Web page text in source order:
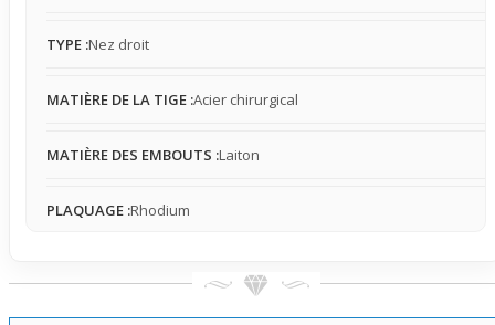
excellent choix : facile à porter et suffisamment élégant
strass gris apporte un petit détail mode qui reste discret,
parfait pour débuter tout en donnant un coup de boost à
TYPE :Nez droit
MATIÈRE DE LA TIGE :Acier chirurgical
MATIÈRE DES EMBOUTS :Laiton
PLAQUAGE :Rhodium